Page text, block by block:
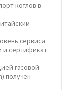
котлов в
сервиса,
и сертификат
газовой
получен